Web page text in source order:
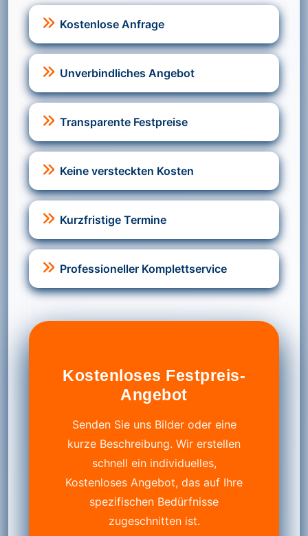
Kostenlose Anfrage
Unverbindliches Angebot
Transparente Festpreise
Keine versteckten Kosten
Kurzfristige Termine
Professioneller Komplettservice
Kostenloses Festpreis-
Angebot
Senden Sie uns Bilder oder eine
kurze Beschreibung. Wir erstellen
schnell ein individuelles,
Kostenloses Angebot, das auf Ihre
spezifischen Bedürfnisse
zugeschnitten ist.